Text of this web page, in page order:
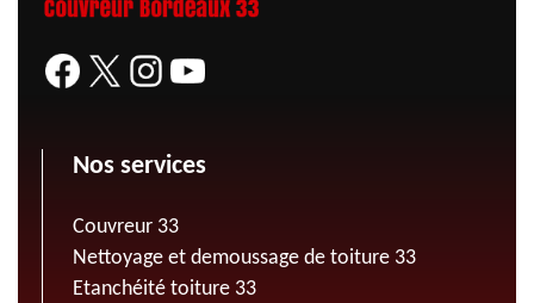
Nos services
Couvreur 33
Nettoyage et demoussage de toiture 33
Etanchéité toiture 33